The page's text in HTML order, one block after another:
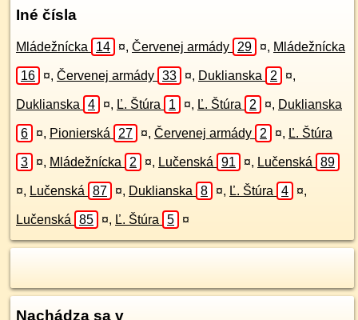
Iné čísla
Mládežnícka 14 ¤, Červenej armády 29 ¤, Mládežnícka
16 ¤, Červenej armády 33 ¤, Duklianska 2 ¤,
Duklianska 4 ¤, Ľ. Štúra 1 ¤, Ľ. Štúra 2 ¤, Duklianska
6 ¤, Pionierská 27 ¤, Červenej armády 2 ¤, Ľ. Štúra
3 ¤, Mládežnícka 2 ¤, Lučenská 91 ¤, Lučenská 89
¤, Lučenská 87 ¤, Duklianska 8 ¤, Ľ. Štúra 4 ¤,
Lučenská 85 ¤, Ľ. Štúra 5 ¤
Nachádza sa v